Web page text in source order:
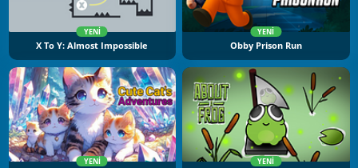
YENI
X To Y: Almost Impossible
YENI
Obby Prison Run
YENI YENI